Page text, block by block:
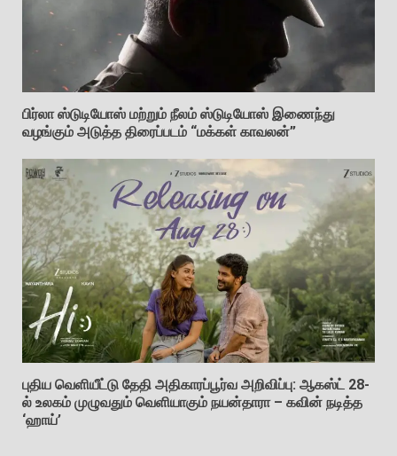
பிர்லா ஸ்டுடியோஸ் மற்றும் நீலம் ஸ்டுடியோஸ் இணைந்து
வழங்கும் அடுத்த திரைப்படம் “மக்கள் காவலன்”
புதிய வெளியீட்டு தேதி அதிகாரப்பூர்வ அறிவிப்பு: ஆகஸ்ட் 28-
ல் உலகம் முழுவதும் வெளியாகும் நயன்தாரா – கவின் நடித்த
‘ஹாய்’